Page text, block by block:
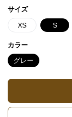
サイズ
XS S
カラー
グレー